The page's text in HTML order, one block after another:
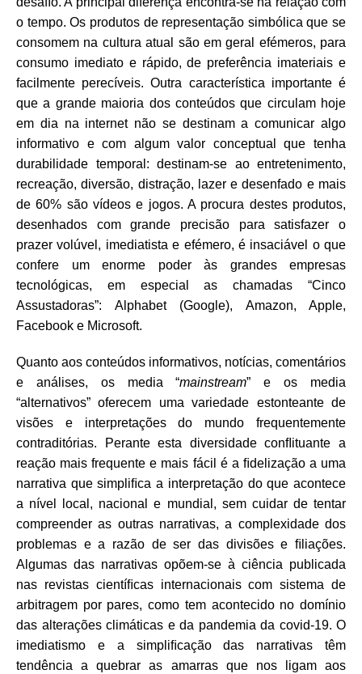
o tempo. Os produtos de representação simbólica que se
consomem na cultura atual são em geral efémeros, para
consumo imediato e rápido, de preferência imateriais e
facilmente perecíveis. Outra característica importante é
que a grande maioria dos conteúdos que circulam hoje
em dia na internet não se destinam a comunicar algo
informativo e com algum valor conceptual que tenha
durabilidade temporal: destinam-se ao entretenimento,
recreação, diversão, distração, lazer e desenfado e mais
de 60% são vídeos e jogos. A procura destes produtos,
desenhados com grande precisão para satisfazer o
prazer volúvel, imediatista e efémero, é insaciável o que
confere um enorme poder às grandes empresas
tecnológicas, em especial as chamadas “Cinco
Assustadoras”: Alphabet (Google), Amazon, Apple,
Facebook e Microsoft.
Quanto aos conteúdos informativos, notícias, comentários
e análises, os media “mainstream” e os media
“alternativos” oferecem uma variedade estonteante de
visões e interpretações do mundo frequentemente
contraditórias. Perante esta diversidade conﬂituante a
reação mais frequente e mais fácil é a ﬁdelização a uma
narrativa que simpliﬁca a interpretação do que acontece
a nível local, nacional e mundial, sem cuidar de tentar
compreender as outras narrativas, a complexidade dos
problemas e a razão de ser das divisões e ﬁliações.
Algumas das narrativas opõem-se à ciência publicada
nas revistas cientíﬁcas internacionais com sistema de
arbitragem por pares, como tem acontecido no domínio
das alterações climáticas e da pandemia da covid-19. O
imediatismo e a simpliﬁcação das narrativas têm
tendência a quebrar as amarras que nos
ligam aos